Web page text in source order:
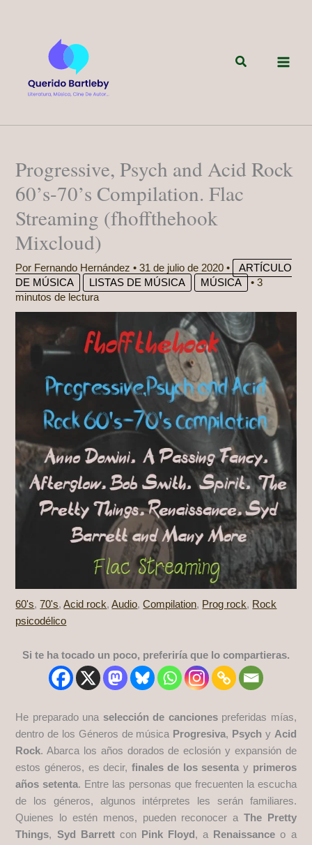
Buscar
Progressive, Psych and Acid Rock
60’s-70’s Compilation. Flac
Streaming (fhoffthehook
Mixcloud)
Por Fernando Hernández•31 de julio de 2020•
ARTÍCULO
DE MÚSICA
LISTAS DE MÚSICA MÚSICA •3
minutos de lectura
60's,70's,Acid rock,Audio,Compilation, Prog rock, Rock
psicodélico
Si te ha tocado un poco, preferiría que lo compartieras.
He preparado una selección de cancionespreferidas mías,
dentro de los Géneros de música Progresiva, Psych y Acid
Rock. Abarca los años dorados de eclosión y expansión de
estos géneros, es decir, finales de los sesentay primeros
años setenta. Entre las personas que frecuenten la escucha
de los géneros, algunos intérpretes les serán familiares.
Quienes lo estén menos, pueden reconocer a The Pretty
Things, Syd Barrettcon Pink Floyd , a Renaissance o a